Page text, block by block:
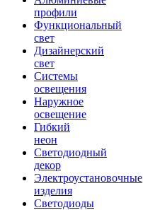
профили
Функциональный
свет
Дизайнерский
свет
Системы
освещения
Наружное
освещение
Гибкий
неон
Светодиодный
декор
Электроустановочные
изделия
Светодиоды